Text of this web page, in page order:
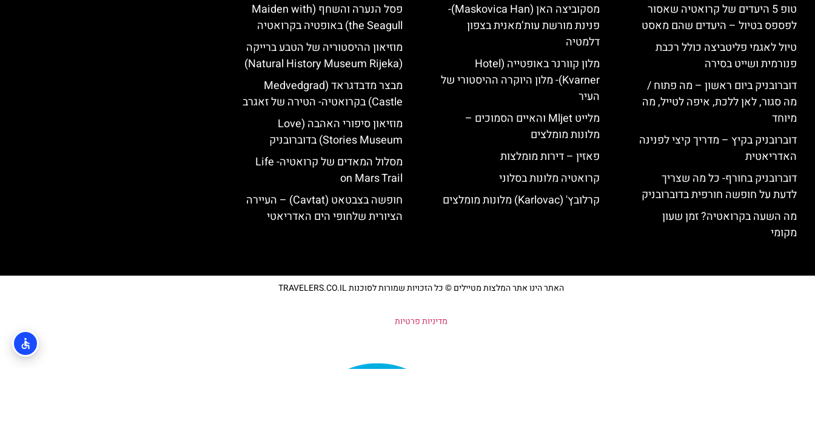
טופ 5 היעדים של קרואטיה שאסור
לפספס בטיול – היעדים שהם מאסט
טיול לאגמי פליטביצה כולל רכבת
פנורמית ושייט בסירה
דוברובניק ביום ראשון – מה פתוח /
מה סגור, לאן ללכת, איפה לטייל, מה
מיוחד
דוברובניק בקיץ – מדריך קיצי לפנינה
האדריאטית
דוברובניק בחורף- כל מה שצריך
לדעת על חופשה חורפית בדוברובניק
מה השעה בקרואטיה? זמן שעון
מקומי
מסקוביצה האן (Maskovica Han)-
פנינת מורשת עות’מאנית בצפון
דלמטיה
מלון קוורנר באופטייה (Hotel
Kvarner)- מלון היוקרה ההיסטורי של
העיר
מלייט Mljet והאיים הסמוכים –
מלונות מומלצים
פאזין – דירות מומלצות
קרואטיה מלונות בסלוני
קרלובץ' (Karlovac) מלונות מומלצים
פסל הנערה והשחף (Maiden with
the Seagull) באופטיה בקרואטיה
מוזיאון ההיסטוריה של הטבע ברייקה
(Natural History Museum Rijeka)
מבצר מדבדגראד (Medvedgrad
Castle) בקרואטיה- הטירה של זאגרב
מוזיאון סיפורי האהבה (Love
Stories Museum) בדוברובניק
מסלול המאדים של קרואטיה- Life
on Mars Trail
חופשה בצבטאט (Cavtat) – העיירה
הציורית שלחופי הים האדריאטי
האתר הינו אתר המלצות מטיילים © כל הזכויות שמורות לסוכנות TRAVELERS.CO.IL
מדיניות פרטיות